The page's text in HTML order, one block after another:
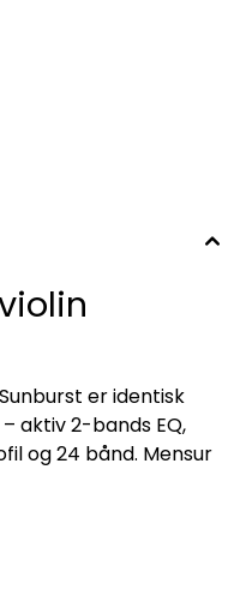
er identisk
aktiv 2-bands EQ,
og 24 bånd. Mensur